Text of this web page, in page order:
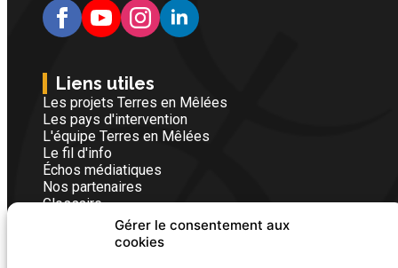
Gérer le consentement aux
cookies
Liens utiles
Les projets Terres en Mêlées
Les pays d'intervention
L'équipe Terres en Mêlées
Le fil d'info
Échos médiatiques
Nos partenaires
Glossaire